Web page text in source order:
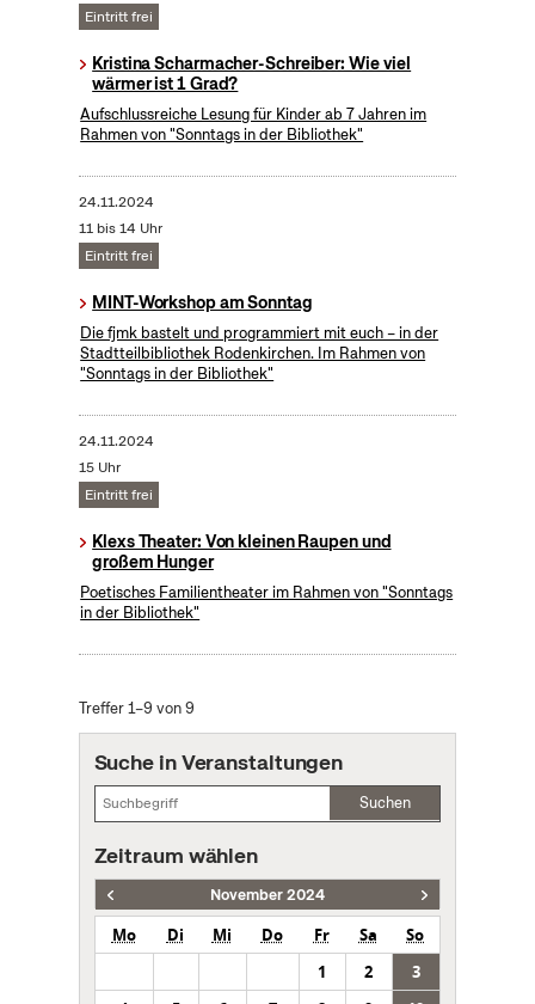
Eintritt frei
Kristina Scharmacher-Schreiber: Wie viel
wärmer ist 1 Grad?
Aufschlussreiche Lesung für Kinder ab 7 Jahren im
Rahmen von "Sonntags in der Bibliothek"
24.11.2024
11 bis 14 Uhr
Eintritt frei
MINT-Workshop am Sonntag
Die fjmk bastelt und programmiert mit euch – in der
Stadtteilbibliothek Rodenkirchen. Im Rahmen von
"Sonntags in der Bibliothek"
24.11.2024
15 Uhr
Eintritt frei
Klexs Theater: Von kleinen Raupen und
großem Hunger
Poetisches Familientheater im Rahmen von "Sonntags
in der Bibliothek"
Treffer 1–9 von 9
Suche in Veranstaltungen
Suchen
Zeitraum wählen
November 2024
Mo Di Mi Do Fr Sa
So
1
2
3